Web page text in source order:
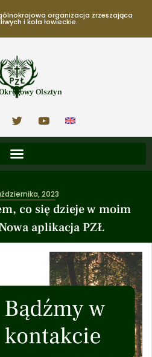
organizacja zrzeszająca
i koła łowieckie.
Olsztyn
co się dzieje w moim
aplikacja PZŁ
2023